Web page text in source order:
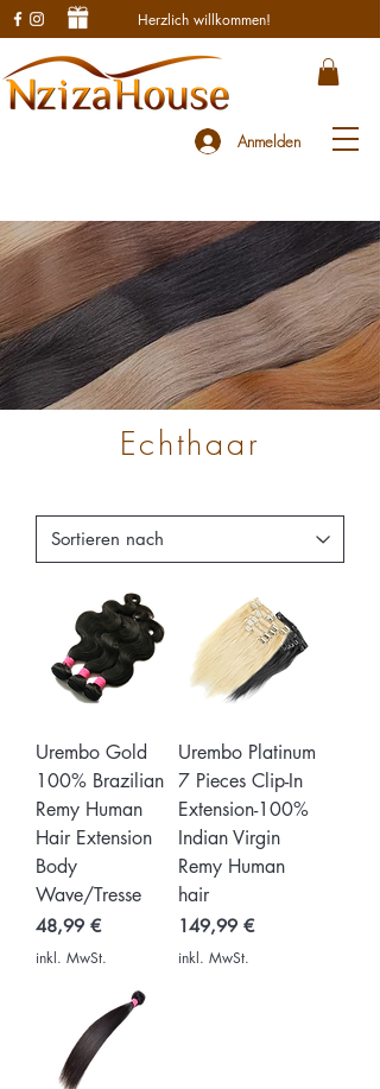
Anmelden
Herzlich willkommen!
Echthaar
Urembo Gold
100% Brazilian
Remy Human
Hair Extension
Body
Wave/Tresse
Preis
48,99 €
inkl. MwSt.
Urembo Platinum
7 Pieces Clip-In
Extension-100%
Indian Virgin
Remy Human
hair
Preis
149,99 €
inkl. MwSt.